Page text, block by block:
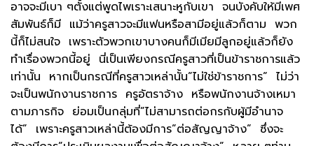
อาจจะมีเบา ๆตั้งแต่พูดไพเราะเสนาะหูกับเขา จนบังคับให้มีเพศ
สัมพันธ์ก็มี แม้ว่าครูสาวจะมีแฟนหรือสามีอยู่แล้วก็ตาม พวก
นี้ก็ไม่สนใจ เพราะตัวพวกเขาบางคนก็มีเมียมีลูกอยู่แล้วก็ยัง
ทำเรื่องพวกนี้อยู่ นี่เป็นเพียงกรณีครูสาวที่เป็นข้าราชการแล้ว
เท่านั้น หากเป็นกรณีที่ครูสาวเหล่านั้น”ไม่ใช่ข้าราชการ” ไม่ว่า
จะเป็นพนักงานราชการ ครูอัตราจ้าง หรือพนักงานจ้างเหมา
ตามภารกิจ ย่อมเป็นกลุ่มที่”ไม่สามารถต่อกรกับผู้มีอำนาจ
ได้” เพราะครูสาวเหล่านี้ต้องมีการ”ต่อสัญญาจ้าง” ซึ่งจะ